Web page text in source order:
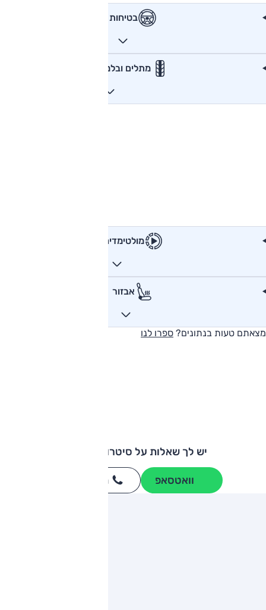
בטיחות
מתלים ובלמים
מולטימדיה
אבזור
מצאתם טעות בנתונים? ספרו לנו
יש לך שאלות על סיטרואן ג'אמפי?
וואטסאפ חייגו
מותגים מתחרים